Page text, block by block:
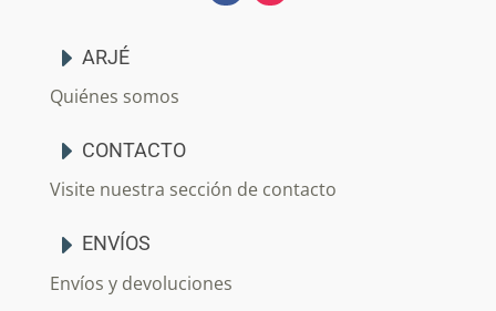
ARJÉ
Quiénes somos
CONTACTO
Visite nuestra sección de contacto
ENVÍOS
Envíos y devoluciones